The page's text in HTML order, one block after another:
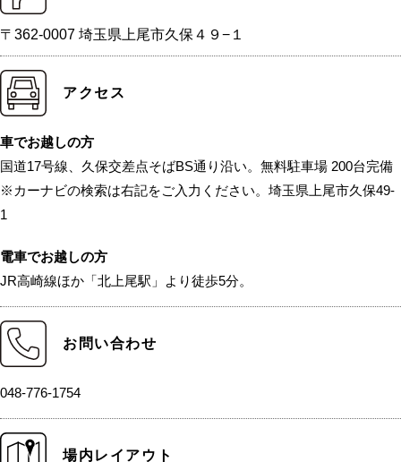
〒362-0007 埼玉県上尾市久保４９−１
アクセス
車でお越しの方
国道17号線、久保交差点そばBS通り沿い。無料駐車場 200台完備
※カーナビの検索は右記をご入力ください。埼玉県上尾市久保49-
1
電車でお越しの方
JR高崎線ほか「北上尾駅」より徒歩5分。
お問い合わせ
048-776-1754
場内レイアウト